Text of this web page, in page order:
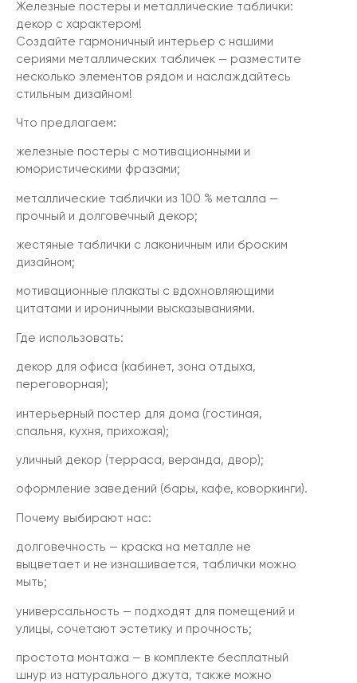
Железные постеры и металлические таблички:
декор с характером!
Создайте гармоничный интерьер с нашими
сериями металлических табличек — разместите
несколько элементов рядом и наслаждайтесь
стильным дизайном!
Что предлагаем:
железные постеры с мотивационными и
юмористическими фразами;
металлические таблички из 100 % металла —
прочный и долговечный декор;
жестяные таблички с лаконичным или броским
дизайном;
мотивационные плакаты с вдохновляющими
цитатами и ироничными высказываниями.
Где использовать:
декор для офиса (кабинет, зона отдыха,
переговорная);
интерьерный постер для дома (гостиная,
спальня, кухня, прихожая);
уличный декор (терраса, веранда, двор);
оформление заведений (бары, кафе, коворкинги).
Почему выбирают нас:
долговечность — краска на металле не
выцветает и не изнашивается, таблички можно
мыть;
универсальность — подходят для помещений и
улицы, сочетают эстетику и прочность;
простота монтажа — в комплекте бесплатный
шнур из натурального джута, также можно